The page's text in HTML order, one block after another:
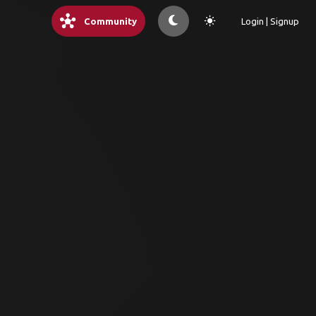
hub Community light_mode Login | Signup